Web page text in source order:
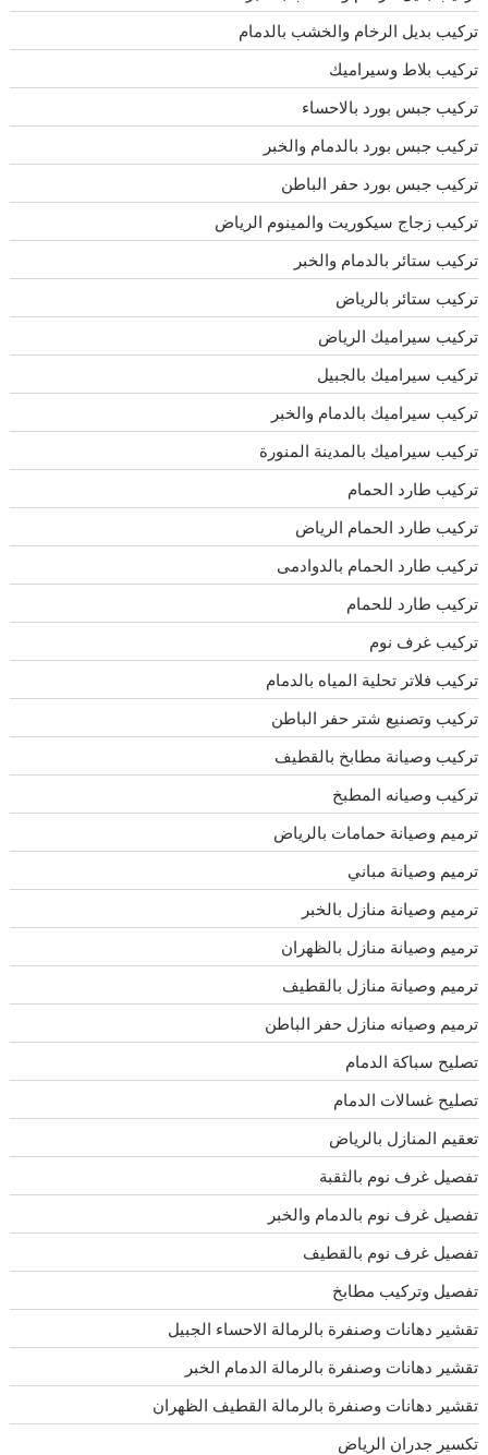
تركيب بديل الرخام والخشب بالدمام
تركيب بلاط وسيراميك
تركيب جبس بورد بالاحساء
تركيب جبس بورد بالدمام والخبر
تركيب جبس بورد حفر الباطن
تركيب زجاج سيكوريت والمينوم الرياض
تركيب ستائر بالدمام والخبر
تركيب ستائر بالرياض
تركيب سيراميك الرياض
تركيب سيراميك بالجبيل
تركيب سيراميك بالدمام والخبر
تركيب سيراميك بالمدينة المنورة
تركيب طارد الحمام
تركيب طارد الحمام الرياض
تركيب طارد الحمام بالدوادمى
تركيب طارد للحمام
تركيب غرف نوم
تركيب فلاتر تحلية المياه بالدمام
تركيب وتصنيع شتر حفر الباطن
تركيب وصيانة مطابخ بالقطيف
تركيب وصيانه المطبخ
ترميم وصيانة حمامات بالرياض
ترميم وصيانة مباني
ترميم وصيانة منازل بالخبر
ترميم وصيانة منازل بالظهران
ترميم وصيانة منازل بالقطيف
ترميم وصيانه منازل حفر الباطن
تصليح سباكة الدمام
تصليح غسالات الدمام
تعقيم المنازل بالرياض
تفصيل غرف نوم بالثقبة
تفصيل غرف نوم بالدمام والخبر
تفصيل غرف نوم بالقطيف
تفصيل وتركيب مطابخ
تقشير دهانات وصنفرة بالرمالة الاحساء الجبيل
تقشير دهانات وصنفرة بالرمالة الدمام الخبر
تقشير دهانات وصنفرة بالرمالة القطيف الظهران
تكسير جدران الرياض